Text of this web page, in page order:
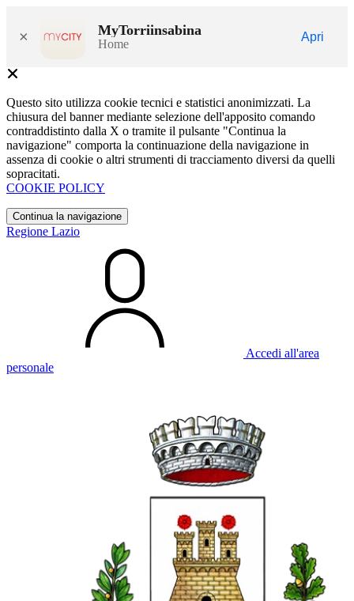
× MyTorriinsabina
Home
Apri
Questo sito utilizza cookie tecnici e statistici anonimizzati. La
chiusura del banner mediante selezione dell'apposito comando
contraddistinto dalla X o tramite il pulsante "Continua la
navigazione" comporta la continuazione della navigazione in
assenza di cookie o altri strumenti di tracciamento diversi da quelli
sopracitati.
COOKIE POLICY
Continua la navigazione
Regione Lazio
Accedi all'area
personale